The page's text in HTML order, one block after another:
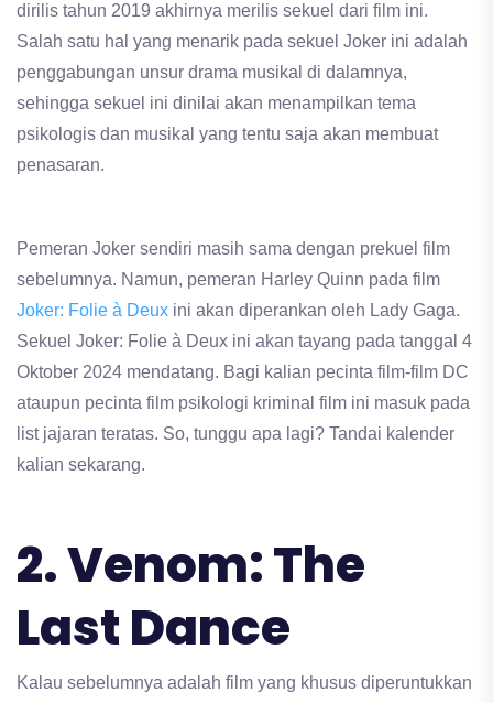
dirilis tahun 2019 akhirnya merilis sekuel dari film ini.
Salah satu hal yang menarik pada sekuel Joker ini adalah
penggabungan unsur drama musikal di dalamnya,
sehingga sekuel ini dinilai akan menampilkan tema
psikologis dan musikal yang tentu saja akan membuat
penasaran.
Pemeran Joker sendiri masih sama dengan prekuel film
sebelumnya. Namun, pemeran Harley Quinn pada film
Joker: Folie à Deux ini akan diperankan oleh Lady Gaga.
Sekuel Joker: Folie à Deux ini akan tayang pada tanggal 4
Oktober 2024 mendatang. Bagi kalian pecinta film-film DC
ataupun pecinta film psikologi kriminal film ini masuk pada
list jajaran teratas. So, tunggu apa lagi? Tandai kalender
kalian sekarang.
2. Venom: The
Last Dance
Kalau sebelumnya adalah film yang khusus diperuntukkan